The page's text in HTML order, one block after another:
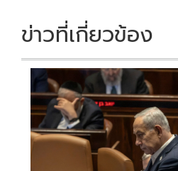
ข่าวที่เกี่ยวข้อง